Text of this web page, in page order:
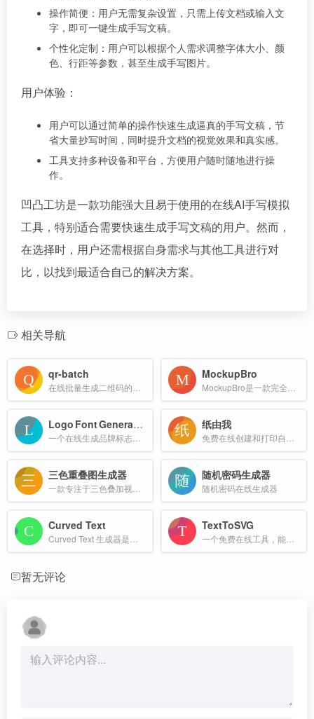
操作简便：用户无需复杂设置，只需上传文档或输入文
字，即可一键生成手写文稿。
个性化定制：用户可以根据个人需求调整字体大小、颜
色、行距等参数，甚至生成手写图片。
用户体验：
用户可以通过简单的操作快速生成逼真的手写文稿，节
省大量抄写时间，同时提升文档的视觉效果和真实感。
工具支持多种设备和平台，方便用户随时随地进行操
作。
凹凸工坊是一款功能强大且易于使用的在线AI手写模拟
工具，特别适合需要快速生成手写文稿的用户。然而，
在选择时，用户还需根据自身需求与其他工具进行对
比，以找到最适合自己的解决方案。
相关导航
qr-batch MockupBro
Logo Font Generator 纸由我
三色重叠图生成器 随机密码生成器
随机密码在线生成器
Curved Text TextToSVG
暂无评论